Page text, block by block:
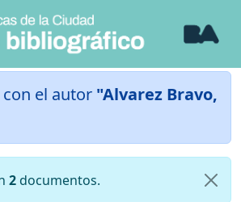
el autor "Alvarez Bravo,
2documentos.